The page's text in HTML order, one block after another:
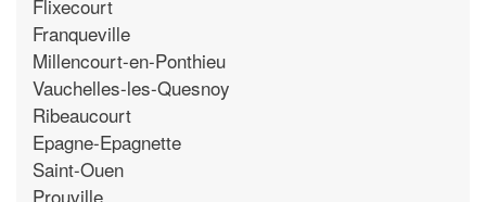
Flixecourt
Franqueville
Millencourt-en-Ponthieu
Vauchelles-les-Quesnoy
Ribeaucourt
Epagne-Epagnette
Saint-Ouen
Prouville